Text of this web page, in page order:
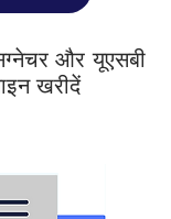
और यूएसबी
खरीदें